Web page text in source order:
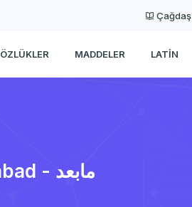
Çağdaş
MADDELER LATIN
mabad - مابعد